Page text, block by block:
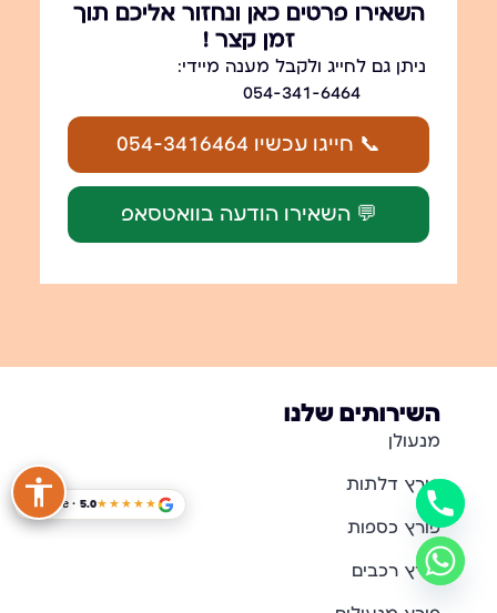
השאירו פרטים כאן ונחזור אליכם תוך
זמן קצר !
ניתן גם לחייג ולקבל מענה מיידי:
054-341-6464
📞 חייגו עכשיו 054-3416464
💬 השאירו הודעה בוואטסאפ
השירותים שלנו
מנעולן
פורץ דלתות
פורץ כספות
פורץ רכבים
★★★★★
Google · 5.0